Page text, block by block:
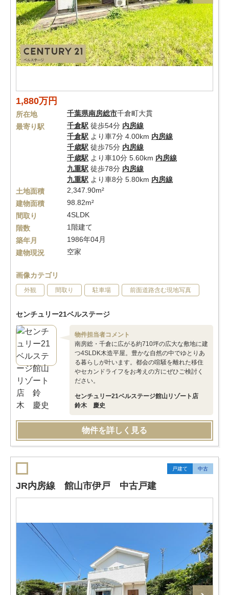
1,880万円
所在地 千葉県南房総市千倉町大貫
最寄り駅
千倉駅 徒歩54分 内房線
千倉駅 より車7分 4.00km 内房線
千歳駅 徒歩75分 内房線
千歳駅 より車10分 5.60km 内房線
九重駅 徒歩78分 内房線
九重駅 より車8分 5.80km 内房線
土地面積
2,347.90m²
建物面積
98.82m²
間取り
4SLDK
階数
1階建て
築年月
1986年04月
建物現況
空家
画像カテゴリ
外観 間取り 駐車場 前面道路含む現地写真
センチュリー21ベルステージ
物件担当者コメント
南房総・千倉に広がる約710坪の広大な敷地に建
つ4SLDK木造平屋。豊かな自然の中でゆとりあ
る暮らしが叶います。都会の喧騒を離れた移住
やセカンドライフをお考えの方にぜひご検討く
ださい。
センチュリー21ベルステージ館山リゾート店
鈴木 慶史
物件を詳しく見る
戸建て 中古
JR内房線 館山市伊戸 中古戸建